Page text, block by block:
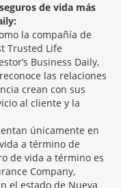
de vida más
la compañía de
Trusted Life
Business Daily,
las relaciones
crean con sus
al cliente y la
únicamente en
a término de
de vida a término es
Company,
el estado de Nueva